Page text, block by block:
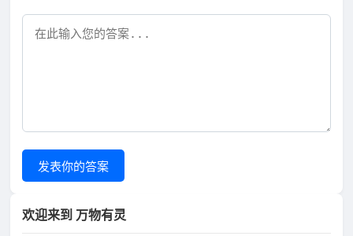
发表你的答案
欢迎来到 万物有灵